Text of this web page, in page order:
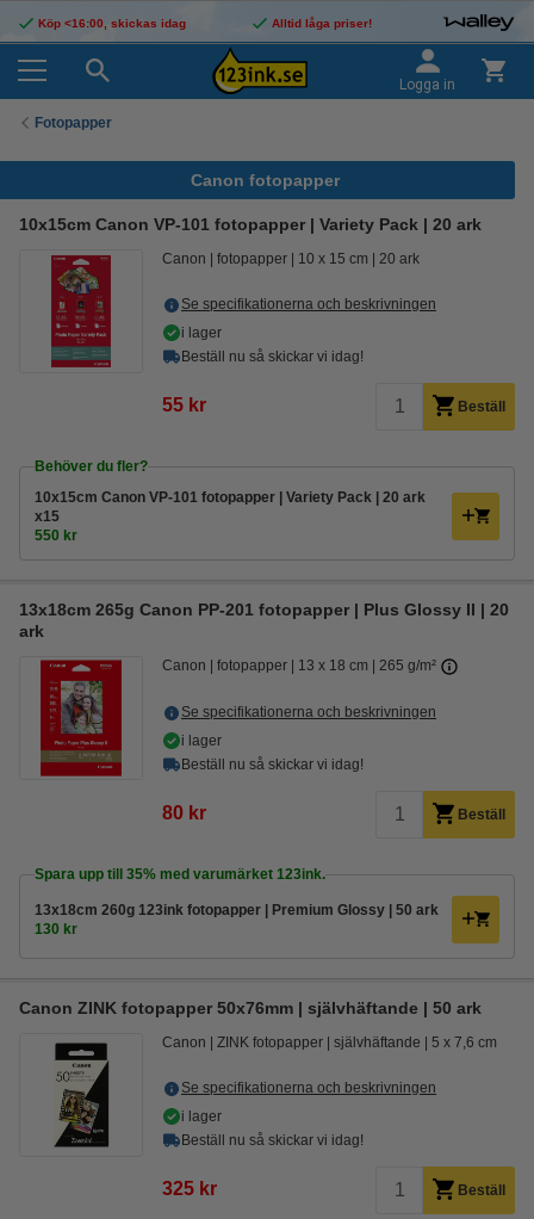
Köp <16:00, skickas idag Alltid låga priser!
Logga in
Fotopapper
Canon fotopapper
10x15cm Canon VP-101 fotopapper | Variety Pack | 20 ark
Canon fotopapper 10 x 15 cm 20 ark
Se specifikationerna och beskrivningen
i lager
Beställ nu så skickar vi idag!
55 kr Beställ
Behöver du fler?
10x15cm Canon VP-101 fotopapper | Variety Pack | 20 ark
x15
550 kr
13x18cm 265g Canon PP-201 fotopapper | Plus Glossy II | 20
ark
Canon fotopapper 13 x 18 cm 265 g/m²
Se specifikationerna och beskrivningen
i lager
Beställ nu så skickar vi idag!
80 kr Beställ
Spara upp till 35% med varumärket 123ink.
13x18cm 260g 123ink fotopapper | Premium Glossy | 50 ark
130 kr
Canon ZINK fotopapper 50x76mm | självhäftande | 50 ark
Canon ZINK fotopapper självhäftande 5 x 7,6 cm
Se specifikationerna och beskrivningen
i lager
Beställ nu så skickar vi idag!
325 kr Beställ